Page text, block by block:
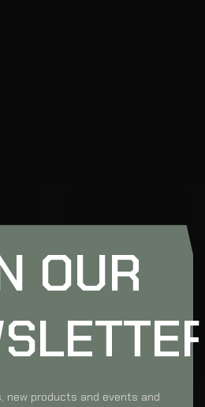
OUR
new products and events and